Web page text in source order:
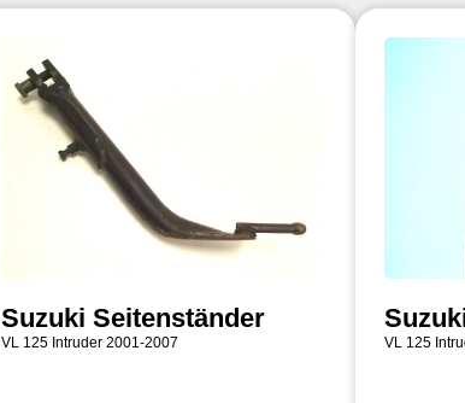
Suzuki Seitenständer
VL 125 Intruder 2001-2007 VL 125